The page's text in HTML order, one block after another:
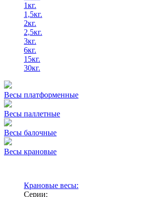
1кг.
1,5кг.
2кг.
2,5кг.
3кг.
6кг.
15кг.
30кг.
Весы платформенные
Весы паллетные
Весы балочные
Весы крановые
Крановые весы:
Серии: